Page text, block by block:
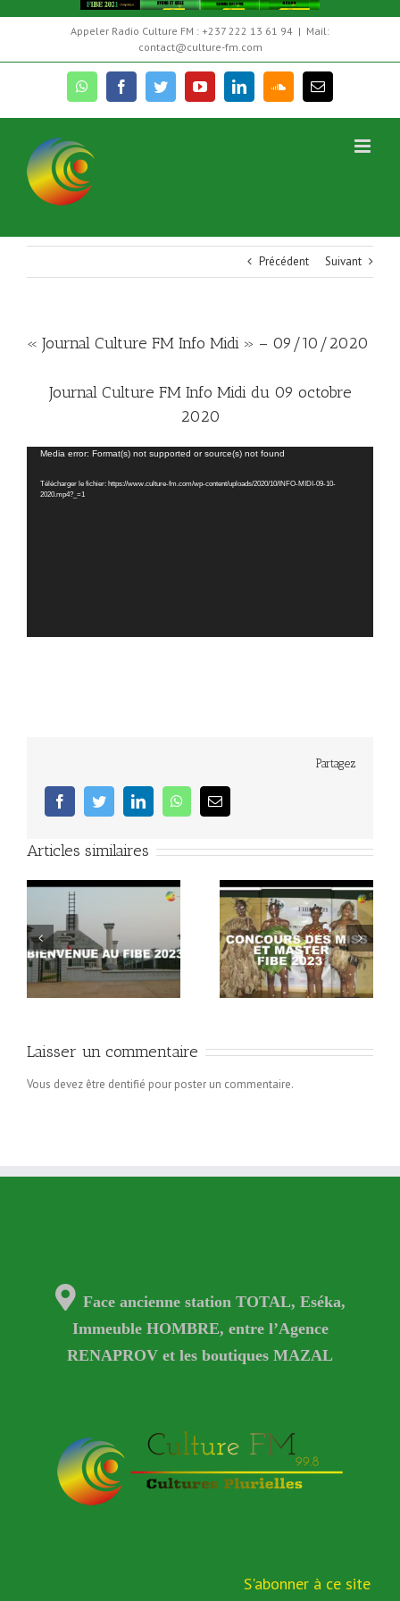
content
Appeler Radio Culture FM : +237 222 13 61 94 | Mail:
contact@culture-fm.com
whatsappfacebooktwitter youtubelinkedinsoundcloud
Email
Précédent Suivant
« Journal Culture FM Info Midi » – 09/10/2020
Journal Culture FM Info Midi du 09 octobre
2020
Lecteur
Media error: Format(s) not supported or source(s) not found
Télécharger le fichier: https://www.culture-fm.com/wp-content/uploads/2020/10/INFO-MIDI-09-10-
2020.mp4?_=1
Partagez
facebooktwitter linkedin whatsappEmail
Articles similaires
Concours Miss et Mister
FIBE 2023
Programme FIBE 2023
Laisser un commentaire
Vous devez être dentifié pour poster un commentaire.
Face ancienne station TOTAL, Eséka,
Immeuble HOMBRE, entre l’Agence
RENAPROV et les boutiques MAZAL
S'abonner à ce site